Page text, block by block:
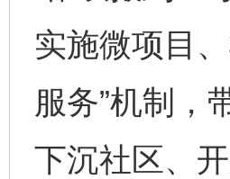
实施微项目
服务”机制，
下沉社区、